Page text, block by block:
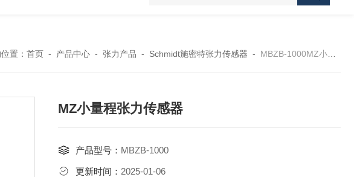
置： 首页- 产品中心- 张力产品 - Schmidt施密特张力传感器 - MBZB-1000MZ小量程张力传感器
MZ小量程张力传感器
产品型号： MBZB-1000
更新时间： 2025-01-06